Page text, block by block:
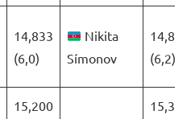
14,833
(6,0)
Nikita
Símonov
14,800
(6,2)
15,200
15,333